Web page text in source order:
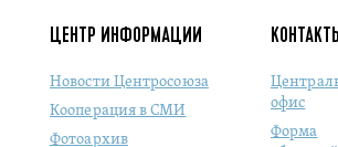
ЦЕНТР ИНФОРМАЦИИ
Новости Центросоюза
Кооперация в СМИ
Фотоархив
офис
Форма